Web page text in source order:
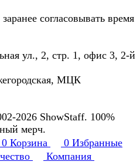
согласовывать время
ул., 2, стр. 1, офис 3, 2-й
МЦК
2026 ShowStaff. 100%
мерч.
0 Корзина 0 Избранные
Компания